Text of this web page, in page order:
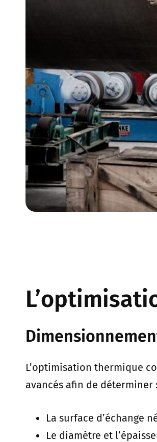
L’optimisation thermique
avancés afin de déterminer :
La surface d’échange
Le diamètre et